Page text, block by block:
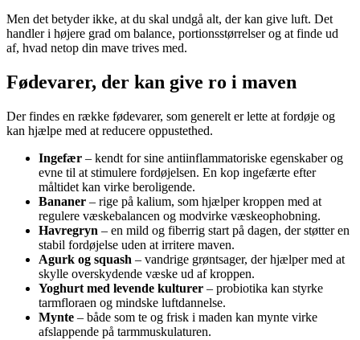
Men det betyder ikke, at du skal undgå alt, der kan give luft. Det
handler i højere grad om balance, portionsstørrelser og at finde ud
af, hvad netop din mave trives med.
Fødevarer, der kan give ro i maven
Der findes en række fødevarer, som generelt er lette at fordøje og
kan hjælpe med at reducere oppustethed.
Ingefær – kendt for sine antiinflammatoriske egenskaber og
evne til at stimulere fordøjelsen. En kop ingefærte efter
måltidet kan virke beroligende.
Bananer – rige på kalium, som hjælper kroppen med at
regulere væskebalancen og modvirke væskeophobning.
Havregryn – en mild og fiberrig start på dagen, der støtter en
stabil fordøjelse uden at irritere maven.
Agurk og squash – vandrige grøntsager, der hjælper med at
skylle overskydende væske ud af kroppen.
Yoghurt med levende kulturer – probiotika kan styrke
tarmfloraen og mindske luftdannelse.
Mynte – både som te og frisk i maden kan mynte virke
afslappende på tarmmuskulaturen.